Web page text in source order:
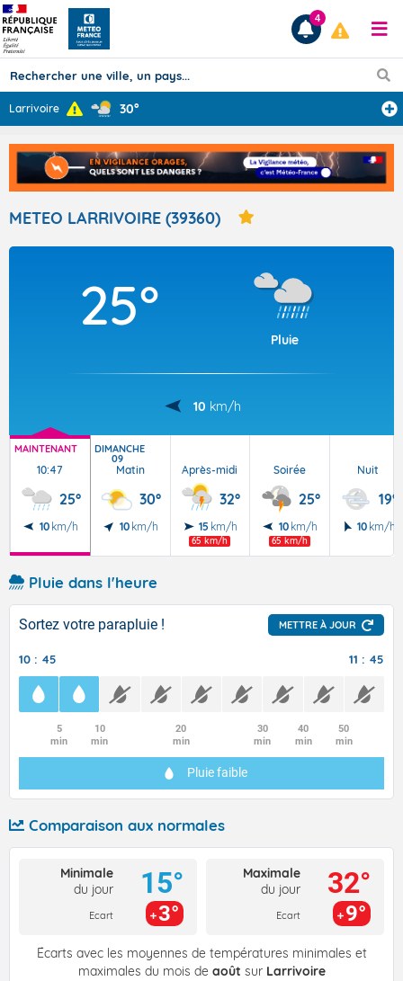
Prévisions
TOUS LES RÉSULTATS
Articles
4
Larrivoire 30°
METEO LARRIVOIRE (39360)
25°
Pluie
10 km/h
MAINTENANT
10:47
25°
10 km/h
DIMANCHE
09
Matin
30°
10 km/h
Après-midi
32°
15 km/h
65 km/h
Soirée
25°
10 km/h
65 km/h
Nuit
19°
10 km/h
Pluie dans l'heure
Sortez votre parapluie ! METTRE À JOUR
10 : 45 11 : 45
5
min
10
min
20
min
30
min
40
min
50
min
Pluie faible
Comparaison aux normales
Minimale
du jour
Ecart
15°
3°
Maximale
du jour
Ecart
32°
9°
Écarts avec les moyennes de températures minimales et
maximales du mois de août sur Larrivoire